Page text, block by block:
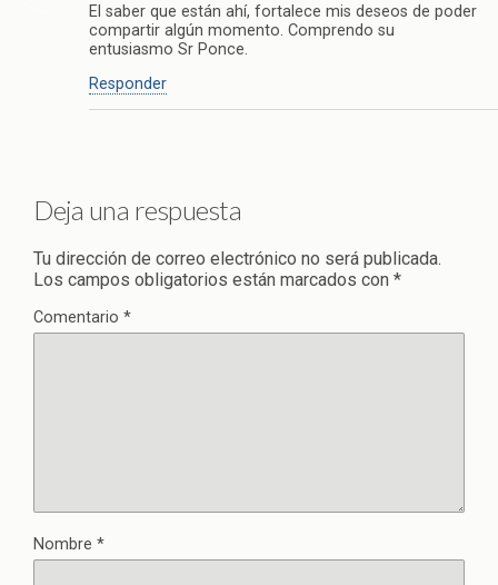
El saber que están ahí, fortalece mis deseos de poder
compartir algún momento. Comprendo su
entusiasmo Sr Ponce.
Responder
Deja una respuesta
Tu dirección de correo electrónico no será publicada.
Los campos obligatorios están marcados con *
Comentario *
Nombre *